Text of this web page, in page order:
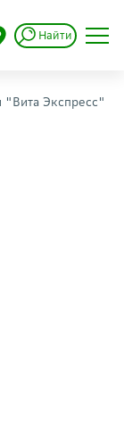
Найти
"Вита Экспресс"